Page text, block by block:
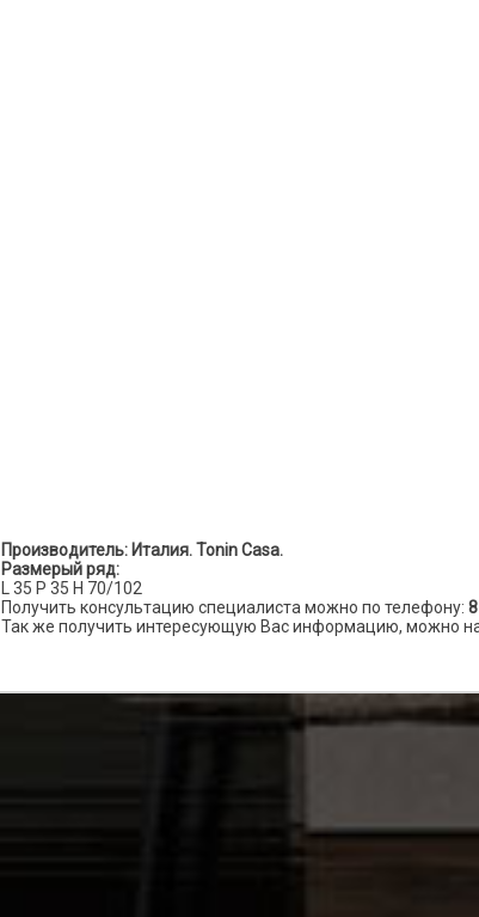
Производитель: Италия. Tonin Casa.
Размерый ряд:
L 35 P 35 H 70/102
Получить консультацию специалиста можно по телефону:
Так же получить интересующую Вас информацию, можно